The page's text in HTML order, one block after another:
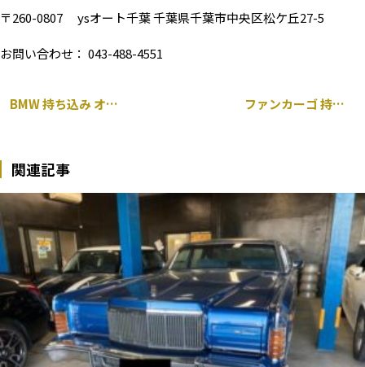
〒260-0807 ysオート千葉 千葉県千葉市中央区松ケ丘27-5
お問い合わせ： 043-488-4551
BMW 持ち込み オイルコントロールバルブ交換 ファンカーゴ 持ち込み 前後ドラレコ取り付け
関連記事